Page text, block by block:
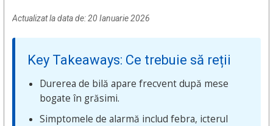
Actualizat la data de:20 Ianuarie 2026
Key Takeaways: Ce trebuie să reții
Durerea de bilă apare frecvent după mese
bogate în grăsimi.
Simptomele de alarmă includ febra, icterul